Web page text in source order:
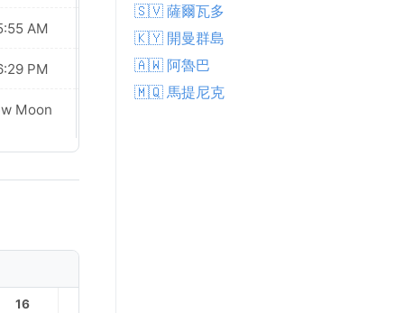
AM
PM
Moon
05:55 AM
06:28 PM
16
🇸🇻 薩爾瓦多
🇰🇾 開曼群島
🇦🇼 阿魯巴
🇲🇶 馬提尼克